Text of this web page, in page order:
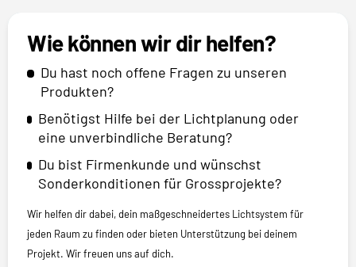
Wie können wir dir helfen?
Du hast noch offene Fragen zu unseren
Produkten?
Benötigst Hilfe bei der Lichtplanung oder
eine unverbindliche Beratung?
Du bist Firmenkunde und wünschst
Sonderkonditionen für Grossprojekte?
Wir helfen dir dabei, dein maßgeschneidertes Lichtsystem für
jeden Raum zu finden oder bieten Unterstützung bei deinem
Projekt. Wir freuen uns auf dich.